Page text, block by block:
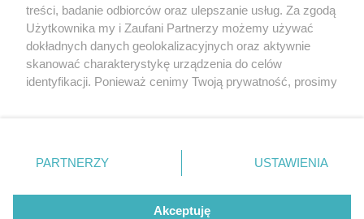
Partnerzy
Praca Szczecin
© 2026 wSzczecinie.pl
treści, badanie odbiorców oraz ulepszanie usług. Za zgodą
Użytkownika my i Zaufani Partnerzy możemy używać
dokładnych danych geolokalizacyjnych oraz aktywnie
skanować charakterystykę urządzenia do celów
identyfikacji. Ponieważ cenimy Twoją prywatność, prosimy
prywatności znajdujący się w lewym dolnym rogu strony
. Niektóre rodzaje przetwarzania danych nie wymagają
takiemu przetwarzaniu. Preferencje będą miały
PARTNERZY USTAWIENIA
Akceptuję